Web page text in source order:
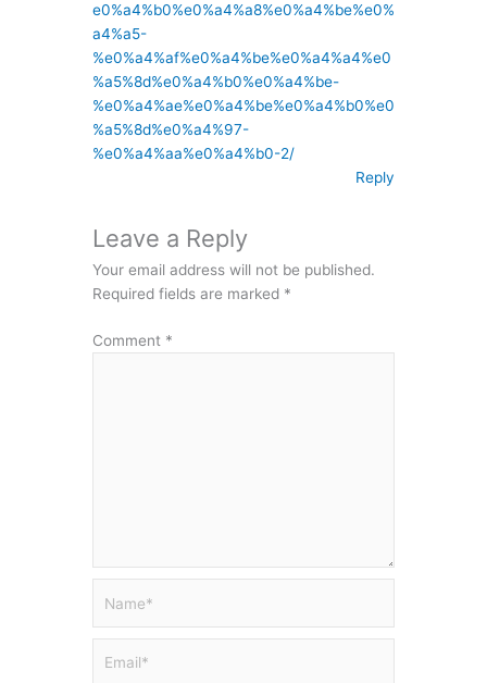
e0%a4%b0%e0%a4%a8%e0%a4%be%e0%
a4%a5-
%e0%a4%af%e0%a4%be%e0%a4%a4%e0
%a5%8d%e0%a4%b0%e0%a4%be-
%e0%a4%ae%e0%a4%be%e0%a4%b0%e0
%a5%8d%e0%a4%97-
%e0%a4%aa%e0%a4%b0-2/
Reply
Leave a Reply
Your email address will not be published.
Required fields are marked *
Comment *